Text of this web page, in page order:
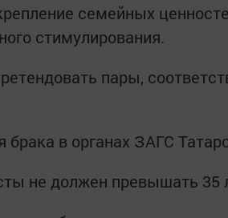
семейных
стимулирования.
пары,
брака в органах ЗАГС
не должен превышать 35